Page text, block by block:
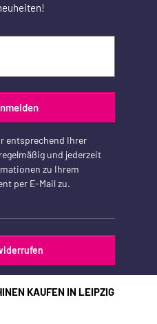
entsprechend Ihrer
regelmäßig und jederzeit
zu Ihrem
per E-Mail zu.
KAUFEN IN LEIPZIG